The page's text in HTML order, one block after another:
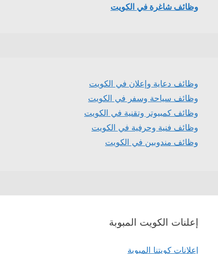
وظائف شاغرة في الكويت
وظائف دعاية وإعلان في الكويت
وظائف سياحة وسفر في الكويت
وظائف كمبيوتر وتقنية في الكويت
وظائف فنية وحرفية في الكويت
وظائف مندوبين في الكويت
إعلنات الكويت المبوبة
إعلانات كويتنا المبوبة